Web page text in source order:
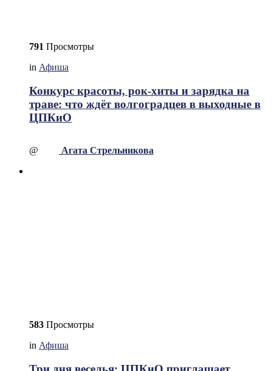
791 Просмотры
in Афиша
Конкурс красоты, рок-хиты и зарядка на
траве: что ждёт волгоградцев в выходные в
ЦПКиО
@ Агата Стрельникова
583 Просмотры
in Афиша